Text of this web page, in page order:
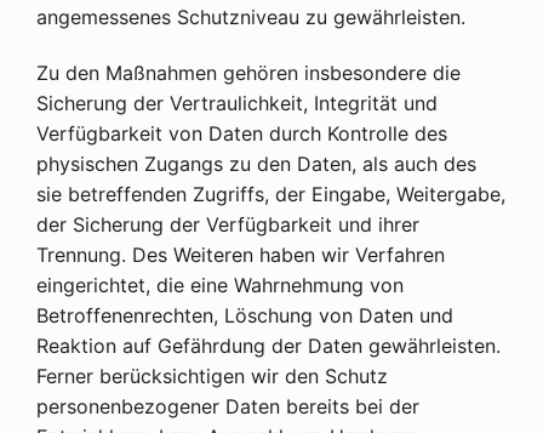
angemessenes Schutzniveau zu gewährleisten.
Zu den Maßnahmen gehören insbesondere die
Sicherung der Vertraulichkeit, Integrität und
Verfügbarkeit von Daten durch Kontrolle des
physischen Zugangs zu den Daten, als auch des
sie betreffenden Zugriffs, der Eingabe, Weitergabe,
der Sicherung der Verfügbarkeit und ihrer
Trennung. Des Weiteren haben wir Verfahren
eingerichtet, die eine Wahrnehmung von
Betroffenenrechten, Löschung von Daten und
Reaktion auf Gefährdung der Daten gewährleisten.
Ferner berücksichtigen wir den Schutz
personenbezogener Daten bereits bei der